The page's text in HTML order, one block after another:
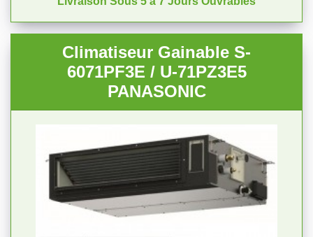
Climatiseur Gainable S-
6071PF3E / U-71PZ3E5
PANASONIC